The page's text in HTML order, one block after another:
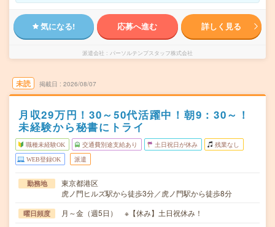
気になる! 応募へ進む 詳しく見る
派遣会社 パーソルテンプスタッフ株式会社
未読 掲載日 2026/08/07
月収29万円！30～50代活躍中！朝9：30～！
未経験から秘書にトライ
職種未経験OK 交通費別途支給あり 土日祝日が休み 残業なし
WEB登録OK 派遣
勤務地
東京都港区
虎ノ門ヒルズ駅から徒歩3分／虎ノ門駅から徒歩8分
曜日頻度 月～金（週5日） ※【休み】土日祝休み！